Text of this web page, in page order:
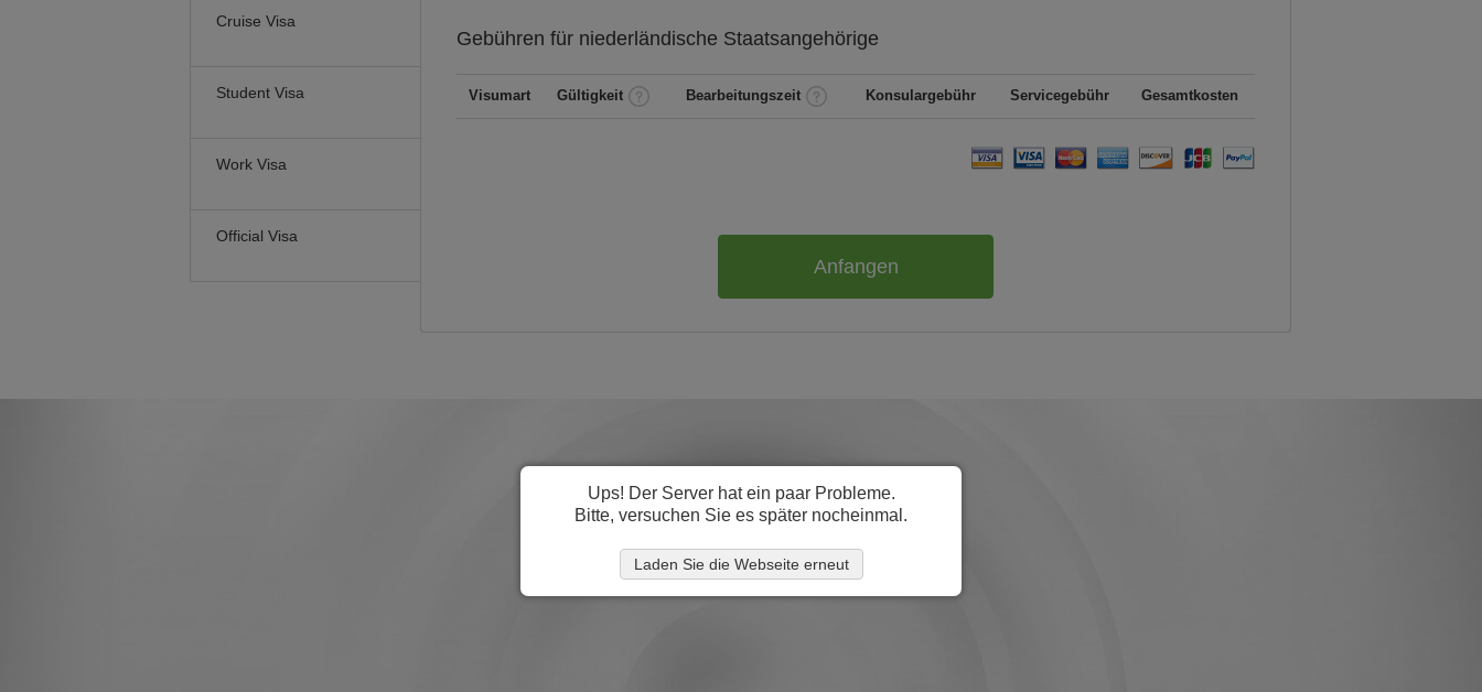
Cruise Visa
Student Visa
Work Visa
Official Visa
Gebühren für niederländische Staatsangehörige
Visumart Gültigkeit Bearbeitungszeit Konsulargebühr Servicegebühr Gesamtkosten
Anfangen
Ups! Der Server hat ein paar Probleme.
Bitte, versuchen Sie es später nocheinmal.
Laden Sie die Webseite erneut